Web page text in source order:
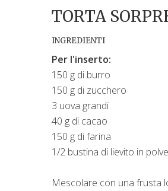
TORTA
INGREDIENTI
Per l'inserto:
150 g di burro
150 g di zucchero
3 uova grandi
40 g di cacao
150 g di farina
1/2 bustina di lievito in
Mescolare con una frusta